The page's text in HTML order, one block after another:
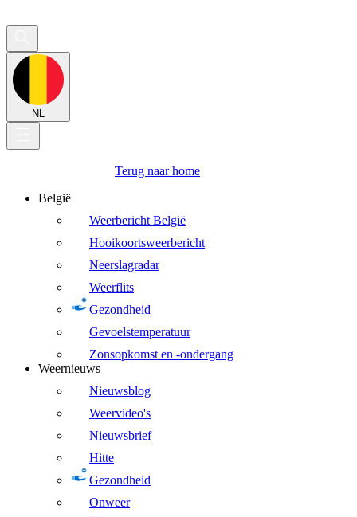
NL
Terug naar home
België
Weerbericht België
Hooikoortsweerbericht
Neerslagradar
Weerflits
Gezondheid
Gevoelstemperatuur
Zonsopkomst en -ondergang
Weernieuws
Nieuwsblog
Weervideo's
Nieuwsbrief
Hitte
Gezondheid
Onweer